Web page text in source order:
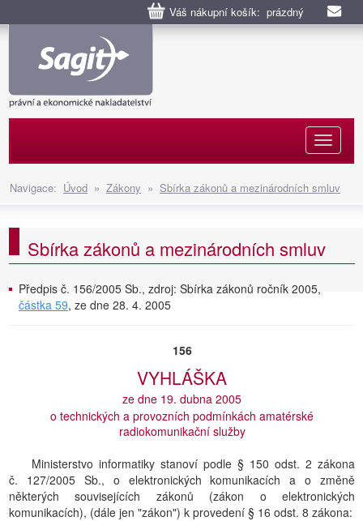
Váš nákupní košík: prázdný
Navigace: Úvod » Zákony » Sbírka zákonů a mezinárodních smluv
Sbírka zákonů a mezinárodních smluv
Předpis č. 156/2005 Sb., zdroj: Sbírka zákonů ročník 2005,
částka 59, ze dne 28. 4. 2005
156
VYHLÁŠKA
ze dne 19. dubna 2005
o technických a provozních podmínkách amatérské
radiokomunikační služby
Ministerstvo informatiky stanoví podle § 150 odst. 2 zákona
č. 127/2005 Sb., o elektronických komunikacích a o změně
některých souvisejících zákonů (zákon o elektronických
komunikacích), (dále jen "zákon") k provedení § 16 odst. 8 zákona: